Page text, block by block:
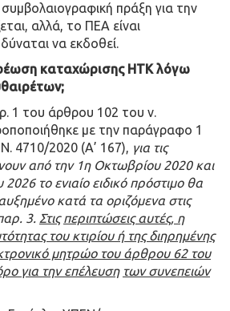
πράξη για την
αλλά, το ΠΕΑ είναι
να εκδοθεί.
καταχώρισης ΗΤΚ λόγω
1 του άρθρου 102 του ν.
με την παράγραφο 1
4710/2020 (Α’ 167), για τις
από την 1η Οκτωβρίου 2020 και
2026 το ενιαίο ειδικό πρόστιμο θα
κατά τα οριζόμενα στις
3. Στις περιπτώσεις αυτές, η
του κτιρίου ή της διηρημένης
μητρώο του άρθρου 62 του
για την επέλευση των συνεπειών